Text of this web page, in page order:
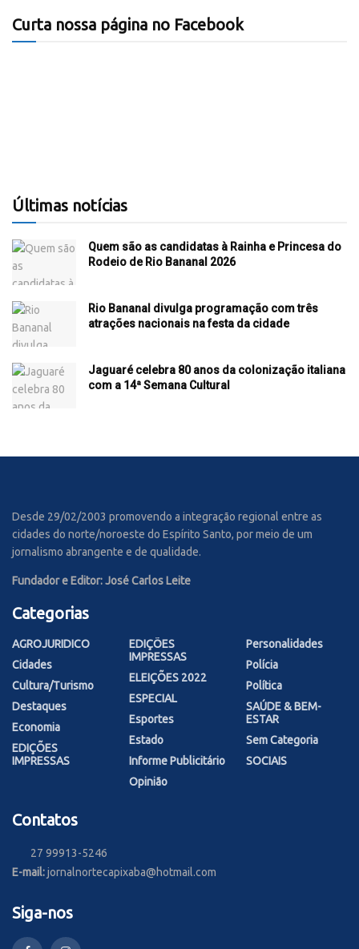
Curta nossa página no Facebook
Últimas notícias
Quem são as candidatas à Rainha e Princesa do
Rodeio de Rio Bananal 2026
Rio Bananal divulga programação com três
atrações nacionais na festa da cidade
Jaguaré celebra 80 anos da colonização italiana
com a 14ª Semana Cultural
Desde 29/02/2003 promovendo a integração regional entre as
cidades do norte/noroeste do Espírito Santo, por meio de um
jornalismo abrangente e de qualidade.
Fundador e Editor: José Carlos Leite
Categorias
AGROJURIDICO
Cidades
Cultura/Turismo
Destaques
Economia
EDIÇÕES
IMPRESSAS
EDIÇÕES
IMPRESSAS
ELEIÇÕES 2022
ESPECIAL
Esportes
Estado
Informe Publicitário
Opinião
Personalidades
Polícia
Política
SAÚDE & BEM-
ESTAR
Sem Categoria
SOCIAIS
Contatos
27 99913-5246
E-mail:jornalnortecapixaba@hotmail.com
Siga-nos